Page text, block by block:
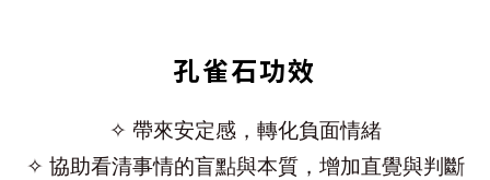
孔雀石功效
✧ 帶來安定感，轉化負面情緒
✧ 協助看清事情的盲點與本質，增加直覺與判斷